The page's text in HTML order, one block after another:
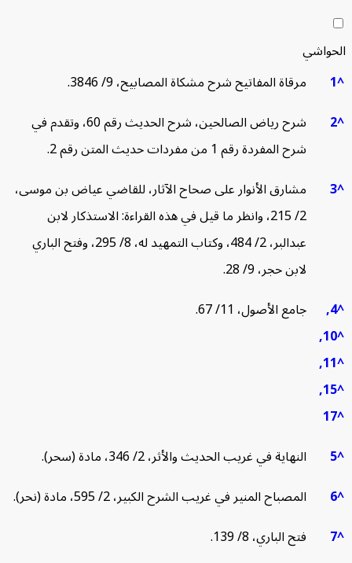
مرقاة المفاتيح شرح مشكاة المصابيح، 9/ 3846.
شرح رياض الصالحين، شرح الحديث رقم 60، وتقدم في
شرح المفردة رقم 1 من مفردات حديث المتن رقم 2.
مشارق الأنوار على صحاح الآثار، للقاضي عياض بن موسى،
2/ 215، وانظر ما قيل في هذه القراءة: الاستذكار لابن
عبدالبر، 2/ 484، وكتاب التمهيد له، 8/ 295، وفتح الباري
لابن حجر، 9/ 28.
جامع الأصول، 11/ 67.
النهاية في غريب الحديث والأثر، 2/ 346، مادة (سحر).
المصباح المنير في غريب الشرح الكبير، 2/ 595، مادة (نحر).
فتح الباري، 8/ 139.